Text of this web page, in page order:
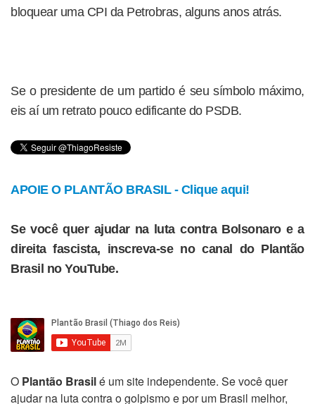
bloquear uma CPI da Petrobras, alguns anos atrás.
Se o presidente de um partido é seu símbolo máximo,
eis aí um retrato pouco edificante do PSDB.
APOIE O PLANTÃO BRASIL - Clique aqui!
Se você quer ajudar na luta contra Bolsonaro e a
direita fascista, inscreva-se no canal do Plantão
Brasil no YouTube.
O Plantão Brasilé um site independente. Se você quer
ajudar na luta contra o golpismo e por um Brasil melhor,